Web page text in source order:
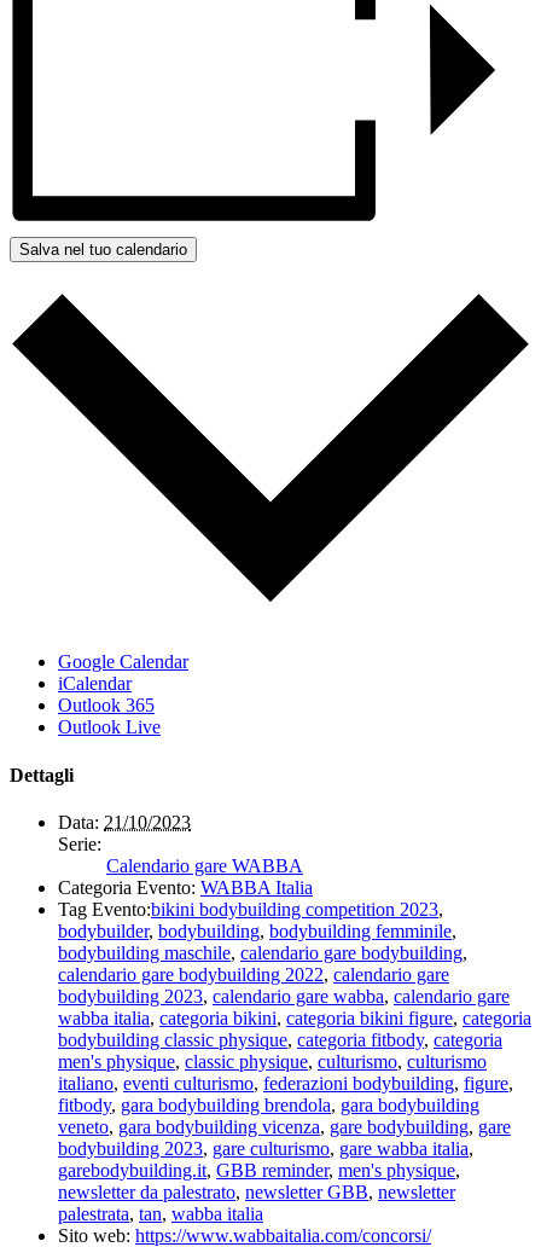
Salva nel tuo calendario
Google Calendar
iCalendar
Outlook 365
Outlook Live
Dettagli
Data: 21/10/2023
Serie:
Calendario gare WABBA
Categoria Evento: WABBA Italia
Tag Evento:bikini bodybuilding competition 2023,
bodybuilder, bodybuilding, bodybuilding femminile,
bodybuilding maschile, calendario gare bodybuilding,
calendario gare bodybuilding 2022, calendario gare
bodybuilding 2023, calendario gare wabba, calendario gare
wabba italia, categoria bikini, categoria bikini figure, categoria
bodybuilding classic physique, categoria fitbody, categoria
men's physique, classic physique, culturismo, culturismo
italiano, eventi culturismo, federazioni bodybuilding, figure,
fitbody, gara bodybuilding brendola, gara bodybuilding
veneto, gara bodybuilding vicenza, gare bodybuilding, gare
bodybuilding 2023, gare culturismo, gare wabba italia,
garebodybuilding.it, GBB reminder, men's physique,
newsletter da palestrato, newsletter GBB, newsletter
palestrata, tan, wabba italia
Sito web: https://www.wabbaitalia.com/concorsi/